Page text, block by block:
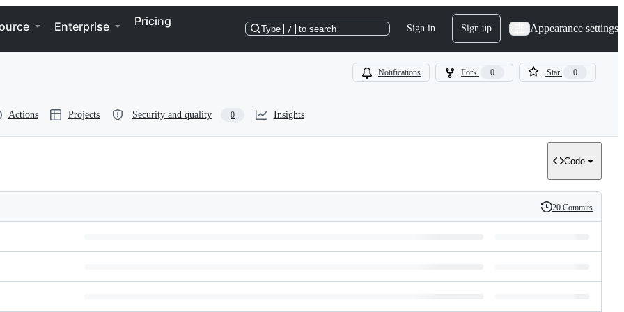
Enterprise Pricing
Type / to search Sign in Sign up Appearance settings
Notifications Fork 0 Star 0
Actions Projects Security and quality 0 Insights
Code
History
20 Commits